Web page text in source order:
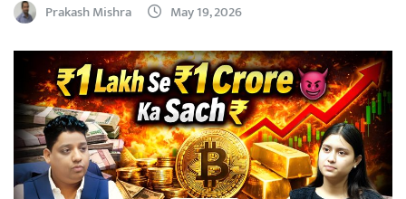
Prakash Mishra May 19, 2026